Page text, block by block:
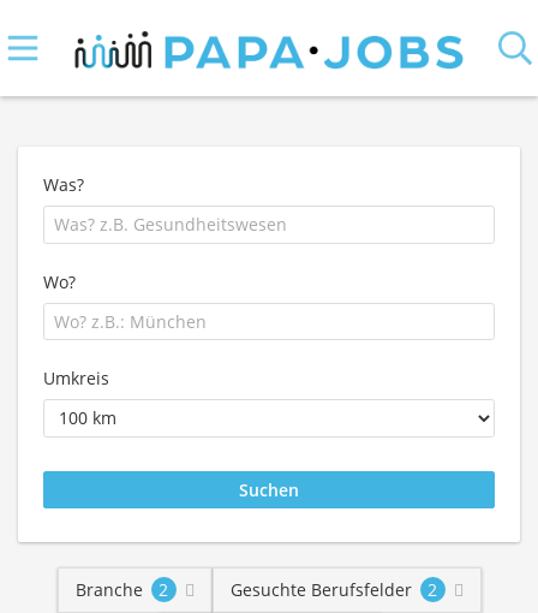
Was?
Wo?
Umkreis
Branche 2 Gesuchte Berufsfelder
2